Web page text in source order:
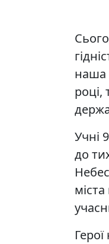
наша
році,
Учні
до